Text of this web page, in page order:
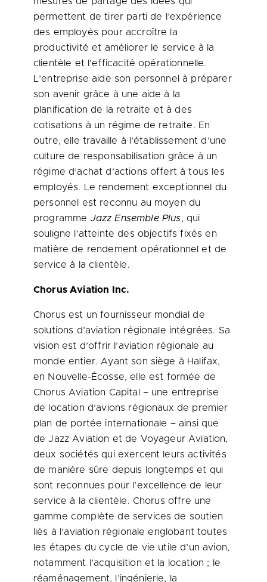
permettent de tirer parti de l’expérience
des employés pour accroître la
productivité et améliorer le service à la
clientèle et l’efficacité opérationnelle.
L’entreprise aide son personnel à préparer
son avenir grâce à une aide à la
planification de la retraite et à des
cotisations à un régime de retraite. En
outre, elle travaille à l’établissement d’une
culture de responsabilisation grâce à un
régime d’achat d’actions offert à tous les
employés. Le rendement exceptionnel du
personnel est reconnu au moyen du
programme Jazz Ensemble Plus, qui
souligne l’atteinte des objectifs fixés en
matière de rendement opérationnel et de
service à la clientèle.
Chorus Aviation Inc.
Chorus est un fournisseur mondial de
solutions d’aviation régionale intégrées. Sa
vision est d’offrir l’aviation régionale au
monde entier. Ayant son siège à Halifax,
en Nouvelle-Écosse, elle est formée de
Chorus Aviation Capital – une entreprise
de location d’avions régionaux de premier
plan de portée internationale – ainsi que
de Jazz Aviation et de Voyageur Aviation,
deux sociétés qui exercent leurs activités
de manière sûre depuis longtemps et qui
sont reconnues pour l’excellence de leur
service à la clientèle. Chorus offre une
gamme complète de services de soutien
liés à l’aviation régionale englobant toutes
les étapes du cycle de vie utile d’un avion,
notamment l’acquisition et la location ; le
réaménagement, l’ingénierie, la